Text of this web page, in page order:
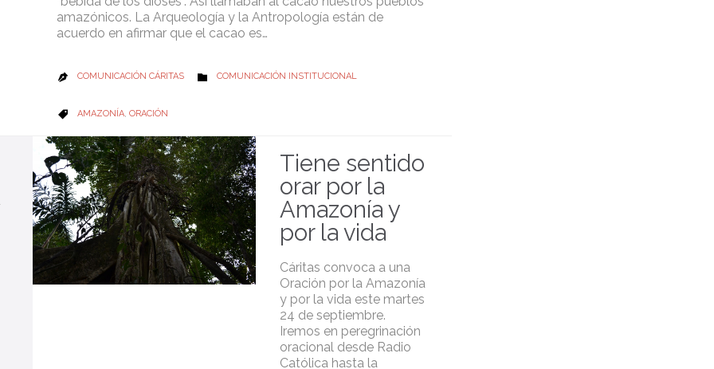
amazónicos. La Arqueología y la Antropología están de
acuerdo en afirmar que el cacao es…
 COMUNICACIÓN CÁRITAS  CATEGORY
COMUNICACIÓN INSTITUCIONAL
 CATEGORY
AMAZONÍA, ORACIÓN
Tiene sentido
orar por la
Amazonía y
por la vida
Cáritas convoca a una
Oración por la Amazonía
y por la vida este martes
24 de septiembre.
Iremos en peregrinación
oracional desde Radio
Católica hasta la